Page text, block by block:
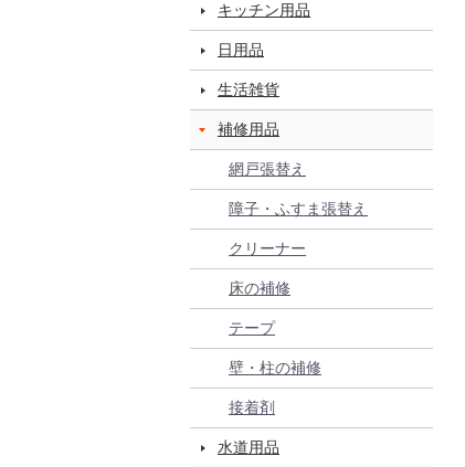
キッチン用品
日用品
生活雑貨
補修用品
網戸張替え
障子・ふすま張替え
クリーナー
床の補修
テープ
壁・柱の補修
接着剤
水道用品